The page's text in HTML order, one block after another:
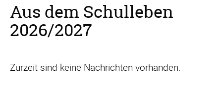
Aus dem Schulleben
2026/2027
Zurzeit sind keine Nachrichten vorhanden.